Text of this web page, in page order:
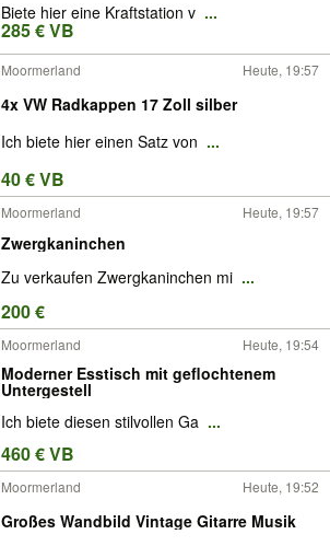
Biete hier eine Kraftstation v ...
285 € VB
Moormerland Heute, 19:57
4x VW Radkappen 17 Zoll silber
Ich biete hier einen Satz von ...
40 € VB
Moormerland Heute, 19:57
Zwergkaninchen
Zu verkaufen Zwergkaninchen mi ...
200 €
Moormerland Heute, 19:54
Moderner Esstisch mit geflochtenem
Untergestell
Ich biete diesen stilvollen Ga ...
460 € VB
Moormerland Heute, 19:52
Großes Wandbild Vintage Gitarre Musik